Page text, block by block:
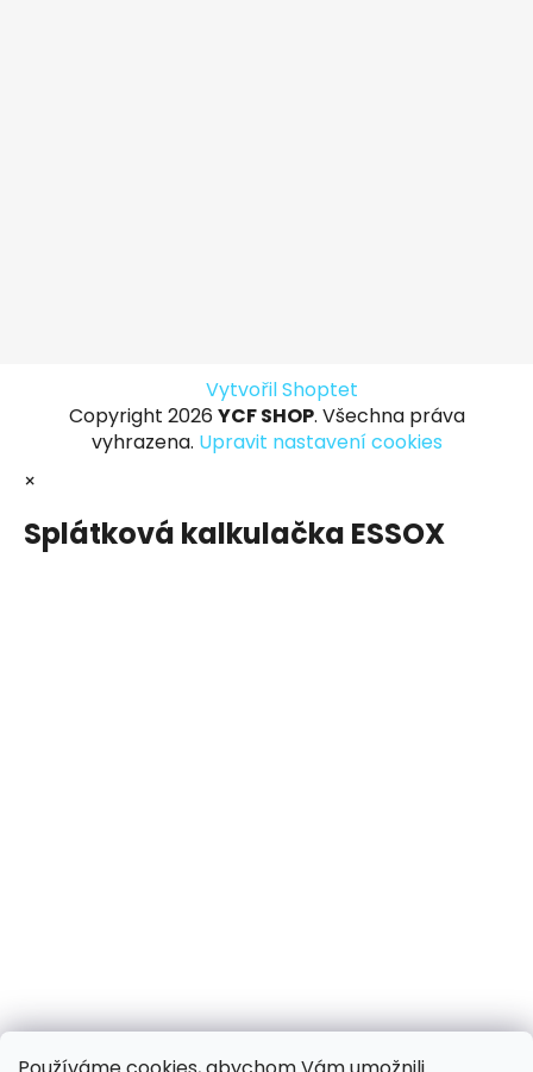
Vytvořil Shoptet
Copyright 2026 YCF SHOP. Všechna práva
vyhrazena. Upravit nastavení cookies
×
Splátková kalkulačka ESSOX